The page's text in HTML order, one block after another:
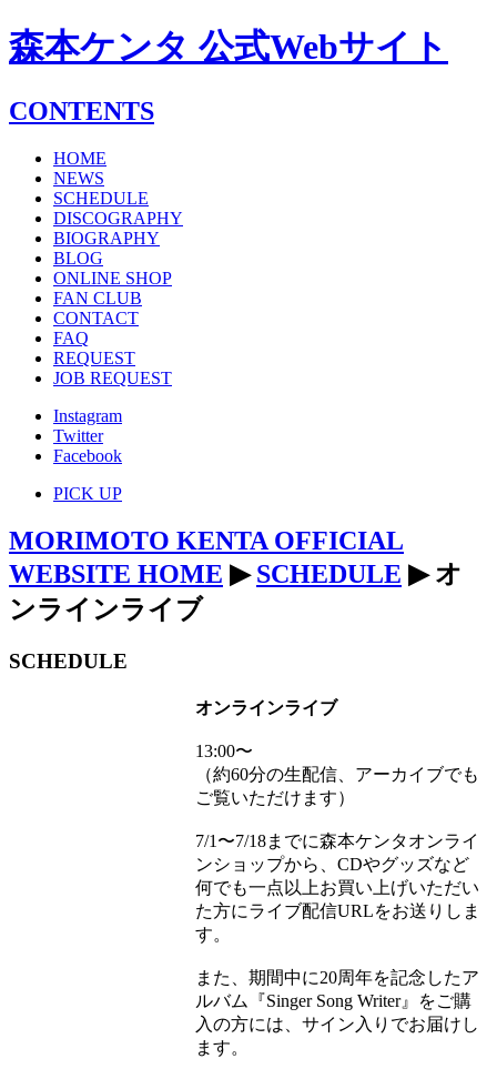
森本ケンタ 公式Webサイト
CONTENTS
HOME
NEWS
SCHEDULE
DISCOGRAPHY
BIOGRAPHY
BLOG
ONLINE SHOP
FAN CLUB
CONTACT
FAQ
REQUEST
JOB REQUEST
Instagram
Twitter
Facebook
PICK UP
MORIMOTO KENTA OFFICIAL
WEBSITE HOME ▶SCHEDULE ▶ オ
ンラインライブ
SCHEDULE
オンラインライブ
13:00〜
（約60分の生配信、アーカイブでも
ご覧いただけます）
7/1〜7/18までに森本ケンタオンライ
ンショップから、CDやグッズなど
何でも一点以上お買い上げいただい
た方にライブ配信URLをお送りしま
す。
また、期間中に20周年を記念したア
ルバム『Singer Song Writer』をご購
入の方には、サイン入りでお届けし
ます。